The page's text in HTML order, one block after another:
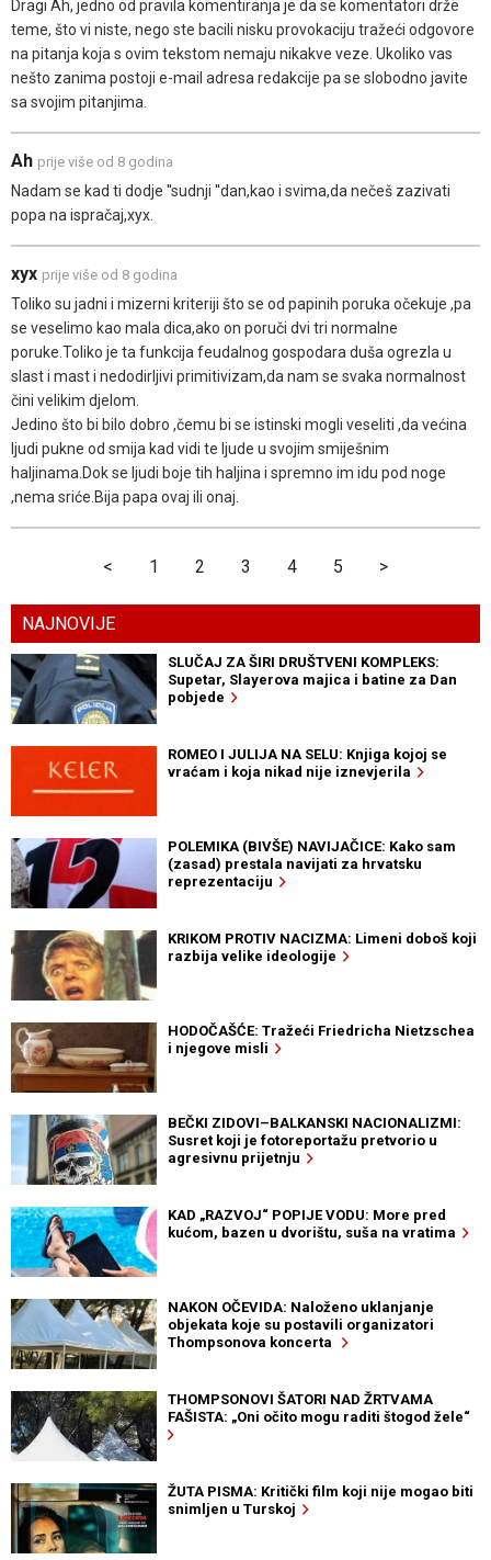
Dragi Ah, jedno od pravila komentiranja je da se komentatori drže
teme, što vi niste, nego ste bacili nisku provokaciju tražeći odgovore
na pitanja koja s ovim tekstom nemaju nikakve veze. Ukoliko vas
nešto zanima postoji e-mail adresa redakcije pa se slobodno javite
sa svojim pitanjima.
Ah prije više od 8 godina
Nadam se kad ti dodje ''sudnji ''dan,kao i svima,da nečeš zazivati
popa na ispračaj,xyx.
xyx prije više od 8 godina
Toliko su jadni i mizerni kriteriji što se od papinih poruka očekuje ,pa
se veselimo kao mala dica,ako on poruči dvi tri normalne
poruke.Toliko je ta funkcija feudalnog gospodara duša ogrezla u
slast i mast i nedodirljivi primitivizam,da nam se svaka normalnost
čini velikim djelom.
Jedino što bi bilo dobro ,čemu bi se istinski mogli veseliti ,da većina
ljudi pukne od smija kad vidi te ljude u svojim smiješnim
haljinama.Dok se ljudi boje tih haljina i spremno im idu pod noge
,nema sriće.Bija papa ovaj ili onaj.
< 1 2 3 4 5 >
NAJNOVIJE
SLUČAJ ZA ŠIRI DRUŠTVENI KOMPLEKS:
Supetar, Slayerova majica i batine za Dan
pobjede
ROMEO I JULIJA NA SELU: Knjiga kojoj se
vraćam i koja nikad nije iznevjerila
POLEMIKA (BIVŠE) NAVIJAČICE: Kako sam
(zasad) prestala navijati za hrvatsku
reprezentaciju
KRIKOM PROTIV NACIZMA: Limeni doboš koji
razbija velike ideologije
HODOČAŠĆE: Tražeći Friedricha Nietzschea
i njegove misli
BEČKI ZIDOVI–BALKANSKI NACIONALIZMI:
Susret koji je fotoreportažu pretvorio u
agresivnu prijetnju
KAD „RAZVOJ“ POPIJE VODU: More pred
kućom, bazen u dvorištu, suša na vratima
NAKON OČEVIDA: Naloženo uklanjanje
objekata koje su postavili organizatori
Thompsonova koncerta
THOMPSONOVI ŠATORI NAD ŽRTVAMA
FAŠISTA: „Oni očito mogu raditi štogod žele“
ŽUTA PISMA: Kritički film koji nije mogao biti
snimljen u Turskoj